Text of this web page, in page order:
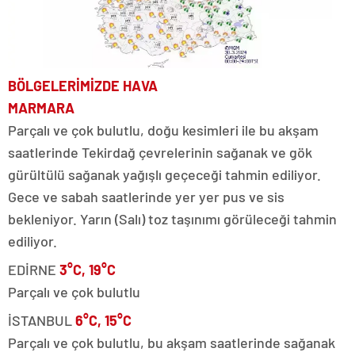
BÖLGELERİMİZDE HAVA
MARMARA
Parçalı ve çok bulutlu, doğu kesimleri ile bu akşam
saatlerinde Tekirdağ çevrelerinin sağanak ve gök
gürültülü sağanak yağışlı geçeceği tahmin ediliyor.
Gece ve sabah saatlerinde yer yer pus ve sis
bekleniyor. Yarın (Salı) toz taşınımı görüleceği tahmin
ediliyor.
EDİRNE 3°C, 19°C
Parçalı ve çok bulutlu
İSTANBUL6°C, 15°C
Parçalı ve çok bulutlu, bu akşam saatlerinde sağanak